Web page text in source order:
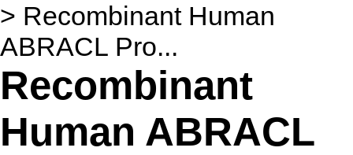
> Recombinant Human
ABRACL Pro...
Recombinant
Human ABRACL